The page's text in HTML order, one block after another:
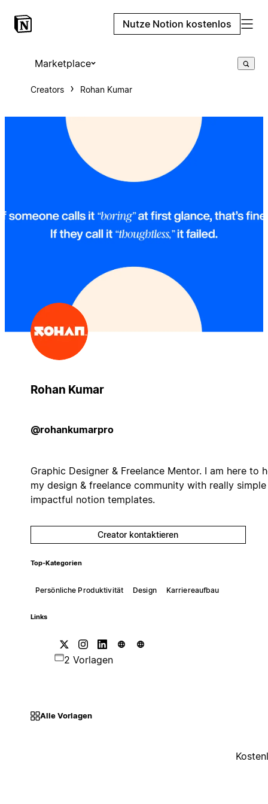
Nutze Notion kostenlos
Marketplace
Creators Rohan Kumar
Rohan Kumar
@rohankumarpro
Graphic Designer & Freelance Mentor. I am here to
my design & freelance community with really
impactful notion templates.
Creator kontaktieren
Top-Kategorien
Persönliche Produktivität Design Karriereaufbau
Links
2 Vorlagen
Alle Vorlagen